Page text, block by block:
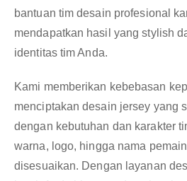
bantuan tim desain profesional
mendapatkan hasil yang stylish
identitas tim Anda.
Kami memberikan kebebasan
menciptakan desain jersey yang
dengan kebutuhan dan karakter
warna, logo, hingga nama
disesuaikan. Dengan layanan